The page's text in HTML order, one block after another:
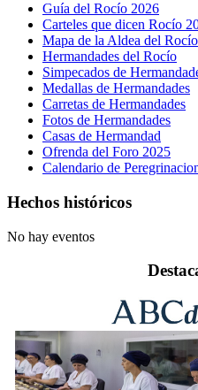
Guía del Rocío 2026
Carteles que dicen Rocío
Mapa de la Aldea del Rocío
Hermandades del Rocío
Simpecados de
Medallas de Hermandades
Carretas de Hermandades
Fotos de Hermandades
Casas de Hermandad
Ofrenda del Foro 2025
Calendario de
Hechos históricos
No hay eventos